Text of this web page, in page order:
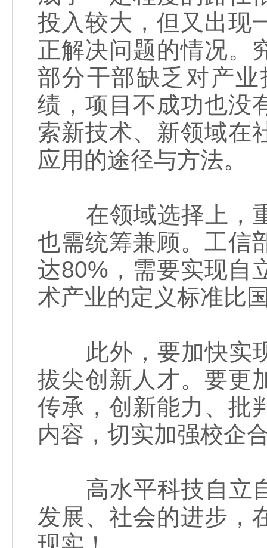
投入较大，但又出现
正解决问题的情况。
部分干部缺乏对产
绩，项目不成功也没
索新技术、新领域在
应用的途径与方法。
在领域选择上，重
也需统筹兼顾。工信
达80%，需要实现自
术产业的定义标准比
此外，要加快实现
拔尖创新人才。要更
传承，创新能力、批
内容，切实加强校企
高水平科技自立自
发展、社会的进步，